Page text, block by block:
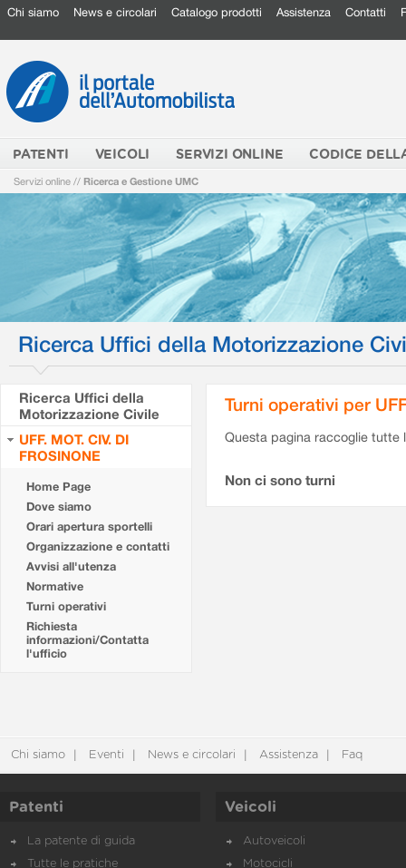
Chi siamo News e circolari Catalogo prodotti Assistenza Contatti
PATENTI VEICOLI SERVIZI ONLINE CODICE
Servizi online // Ricerca e Gestione UMC
Ricerca Uffici della Motorizzazione
Ricerca Uffici della
Motorizzazione Civile
UFF. MOT. CIV. DI
FROSINONE
Home Page
Dove siamo
Orari apertura sportelli
Organizzazione e contatti
Avvisi all'utenza
Normative
Turni operativi
Richiesta
informazioni/Contatta
l'ufficio
Turni operativi per
Questa pagina raccoglie tutte
Non ci sono turni
Chi siamo Eventi News e circolari Assistenza Faq
Patenti
La patente di guida
Tutte le pratiche
Veicoli
Autoveicoli
Motocicli